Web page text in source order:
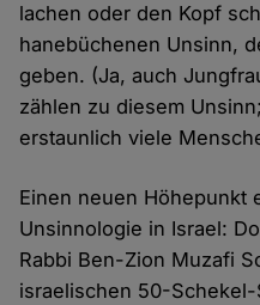
lachen oder den Kopf
hanebüchenen Unsinn,
geben. (Ja, auch
zählen zu diesem
erstaunlich viele
Einen neuen Höhepunkt
Unsinnologie in Israel:
Rabbi Ben-Zion Muzafi
israelischen 50-